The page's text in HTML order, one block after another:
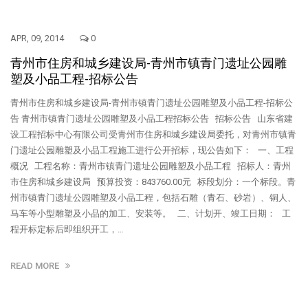
APR, 09, 2014 0
青州市住房和城乡建设局-青州市镇青门遗址公园雕
塑及小品工程-招标公告
青州市住房和城乡建设局-青州市镇青门遗址公园雕塑及小品工程-招标公
告 青州市镇青门遗址公园雕塑及小品工程招标公告 招标公告 山东省建
设工程招标中心有限公司受青州市住房和城乡建设局委托，对青州市镇青
门遗址公园雕塑及小品工程施工进行公开招标，现公告如下： 一、工程
概况 工程名称：青州市镇青门遗址公园雕塑及小品工程 招标人：青州
市住房和城乡建设局 预算投资：843760.00元 标段划分：一个标段。青
州市镇青门遗址公园雕塑及小品工程，包括石雕（青石、砂岩）、铜人、
马车等小型雕塑及小品的加工、安装等。 二、计划开、竣工日期： 工
程开标定标后即组织开工，…
READ MORE